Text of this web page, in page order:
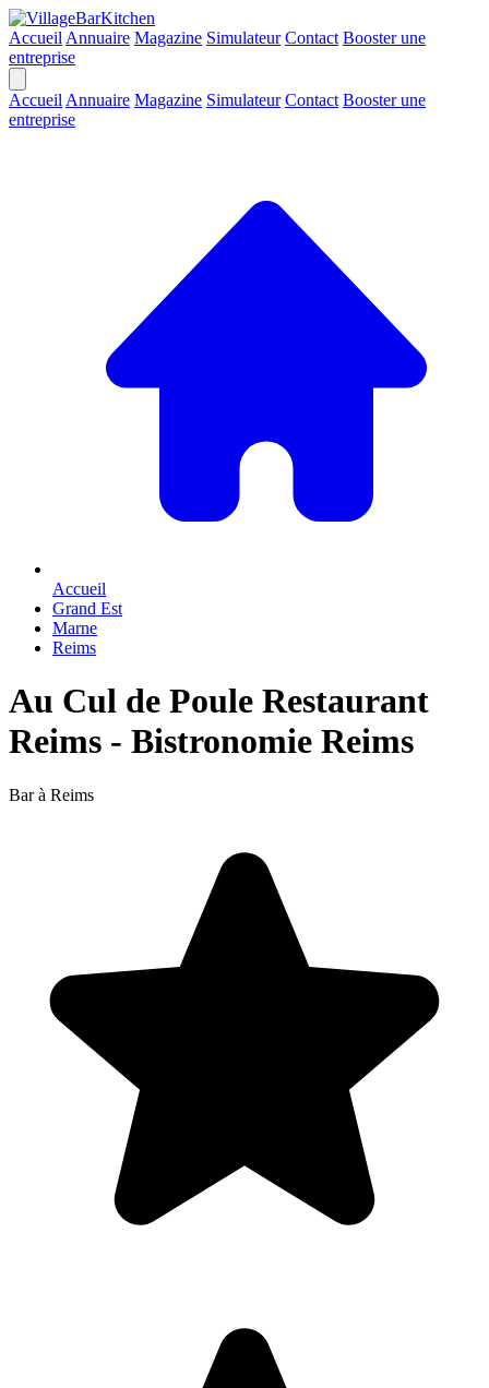
Accueil Annuaire Magazine Simulateur Contact Booster une
entreprise
Accueil Annuaire Magazine Simulateur Contact Booster une
entreprise
Accueil
Grand Est
Marne
Reims
Au Cul de Poule Restaurant
Reims - Bistronomie Reims
Bar à Reims